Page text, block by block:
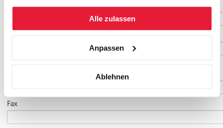
gesammelt haben.
Alle zulassen
Anpassen
Ablehnen
E-Mail*
Fax